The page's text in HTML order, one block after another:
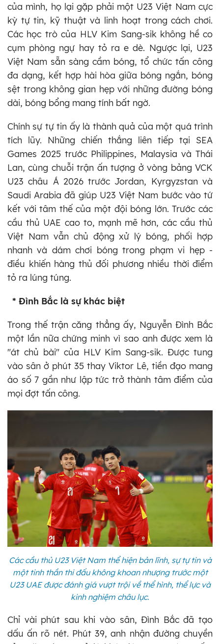
của mình, họ lại gặp phải một U23 Việt Nam cực
kỳ tự tin, kỹ thuật và linh hoạt trong cách chơi.
Các học trò của HLV Kim Sang-sik không hề co
cụm phòng ngự hay tỏ ra e dè. Ngược lại, U23
Việt Nam sẵn sàng cầm bóng, tổ chức tấn công
đa dạng, kết hợp hài hòa giữa bóng ngắn, bóng
sệt trong không gian hẹp với những đường bóng
dài, bóng bổng mang tính bất ngờ.
Chính sự tự tin ấy là thành quả của một quá trình
tích lũy. Những chiến thắng liên tiếp tại SEA
Games 2025 trước Philippines, Malaysia và Thái
Lan, cùng chuỗi trận ấn tượng ở vòng bảng VCK
U23 châu Á 2026 trước Jordan, Kyrgyzstan và
Saudi Arabia đã giúp U23 Việt Nam bước vào tứ
kết với tâm thế của một đội bóng lớn. Trước các
cầu thủ UAE cao to, mạnh mẽ hơn, các cầu thủ
Việt Nam vẫn chủ động xử lý bóng, phối hợp
nhanh và dám chơi bóng trong phạm vi hẹp -
điều khiến hàng thủ đối phương nhiều thời điểm
tỏ ra lúng túng.
* Đình Bắc là sự khác biệt
Trong thế trận căng thẳng ấy, Nguyễn Đình Bắc
một lần nữa chứng minh vì sao anh được xem là
"át chủ bài" của HLV Kim Sang-sik. Được tung
vào sân ở phút 35 thay Viktor Lê, tiền đạo mang
áo số 7 gần như lập tức trở thành tâm điểm của
mọi đợt tấn công.
Các cầu thủ U23 Việt Nam thể hiện bản lĩnh, sự tự tin và
một tinh thần thi đấu không khoan nhượng trước một
U23 UAE được đánh giá vượt trội về thể hình, thể lực và
kinh nghiệm châu lục.
Chỉ vài phút sau khi vào sân, Đình Bắc đã tạo
dấu ấn rõ nét. Phút 39, anh nhận đường chuyền